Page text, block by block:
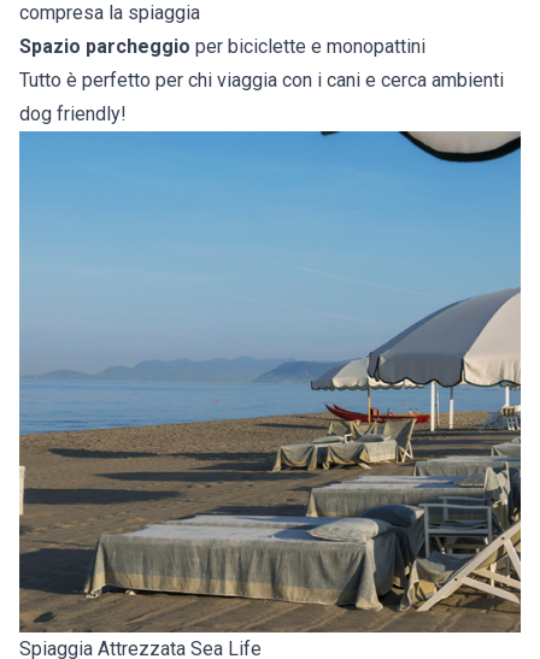
compresa la spiaggia
Spazio parcheggio per biciclette e monopattini
Tutto è perfetto per chi viaggia con i cani e cerca ambienti
dog friendly!
Spiaggia Attrezzata Sea Life